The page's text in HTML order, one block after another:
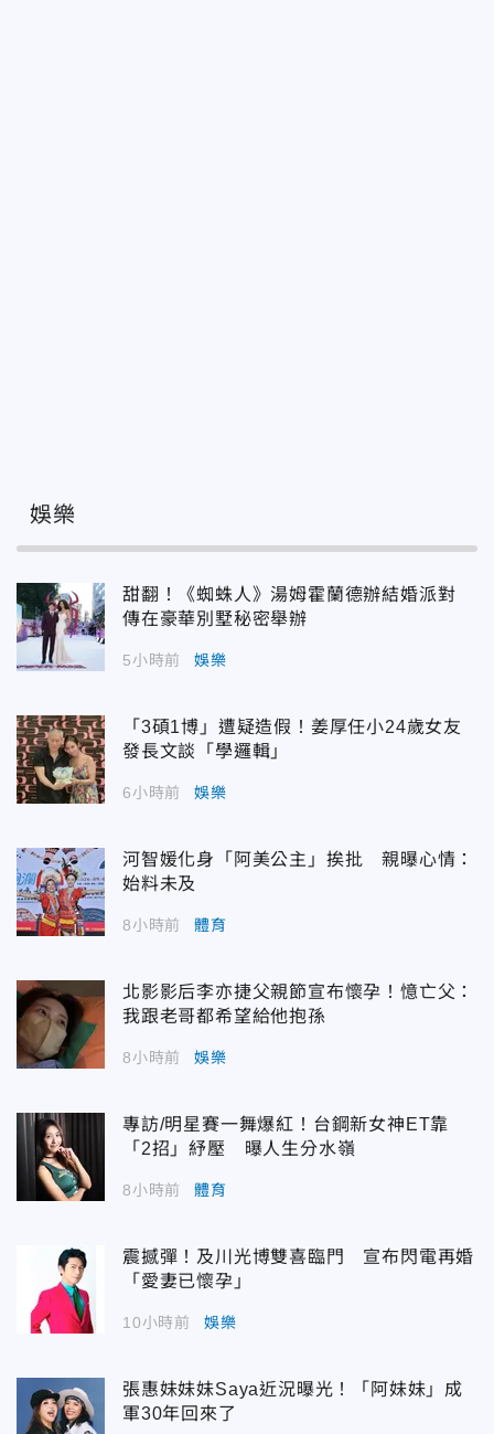
娛樂
甜翻！《蜘蛛人》湯姆霍蘭德辦結婚派對
傳在豪華別墅秘密舉辦
5小時前 娛樂
「3碩1博」遭疑造假！姜厚任小24歲女友
發長文談「學邏輯」
6小時前 娛樂
河智媛化身「阿美公主」挨批 親曝心情：
始料未及
8小時前 體育
北影影后李亦捷父親節宣布懷孕！憶亡父：
我跟老哥都希望給他抱孫
8小時前 娛樂
專訪/明星賽一舞爆紅！台鋼新女神ET靠
「2招」紓壓 曝人生分水嶺
8小時前 體育
震撼彈！及川光博雙喜臨門 宣布閃電再婚
「愛妻已懷孕」
10小時前 娛樂
張惠妹妹妹Saya近況曝光！「阿妹妹」成
軍30年回來了